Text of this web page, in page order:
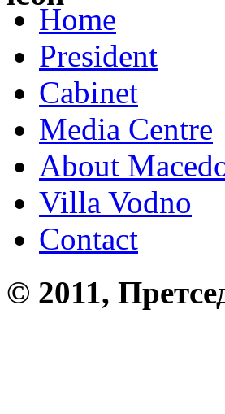
Home
President
Cabinet
Media Centre
About
Villa Vodno
Contact
© 2011,